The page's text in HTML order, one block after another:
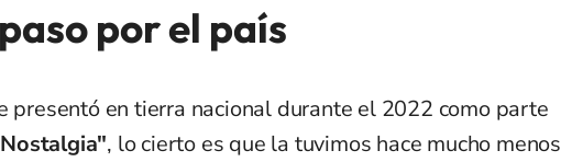
por el país
presentó en tierra nacional durante el 2022 como parte
, lo cierto es que la tuvimos hace mucho menos